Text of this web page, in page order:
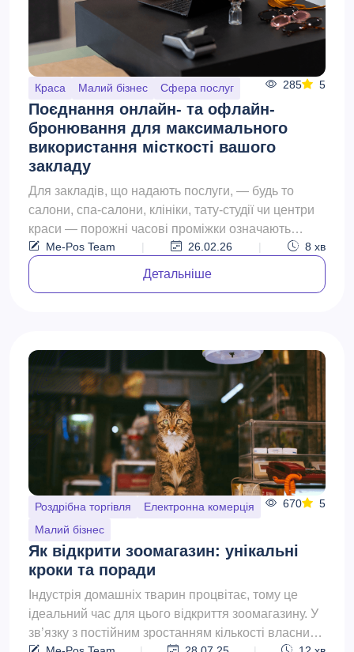
Краса Малий бізнес Сфера послуг 285 5
Поєднання онлайн- та офлайн-
бронювання для максимального
використання місткості вашого
закладу
Для закладів, що надають послуги, — будь то
салони, спа-салони, клініки, тату-студії чи центри
краси — порожні часові проміжки означають
втрату доходу...
Me-Pos Team | 26.02.26 | 8 хв
Детальніше
Роздрібна торгівля
Електронна комерція
Малий бізнес
670 5
Як відкрити зоомагазин: унікальні
кроки та поради
Індустрія домашніх тварин процвітає, тому це
ідеальний час для цього відкриття зоомагазину. У
зв’язку з постійним зростанням кількості власників